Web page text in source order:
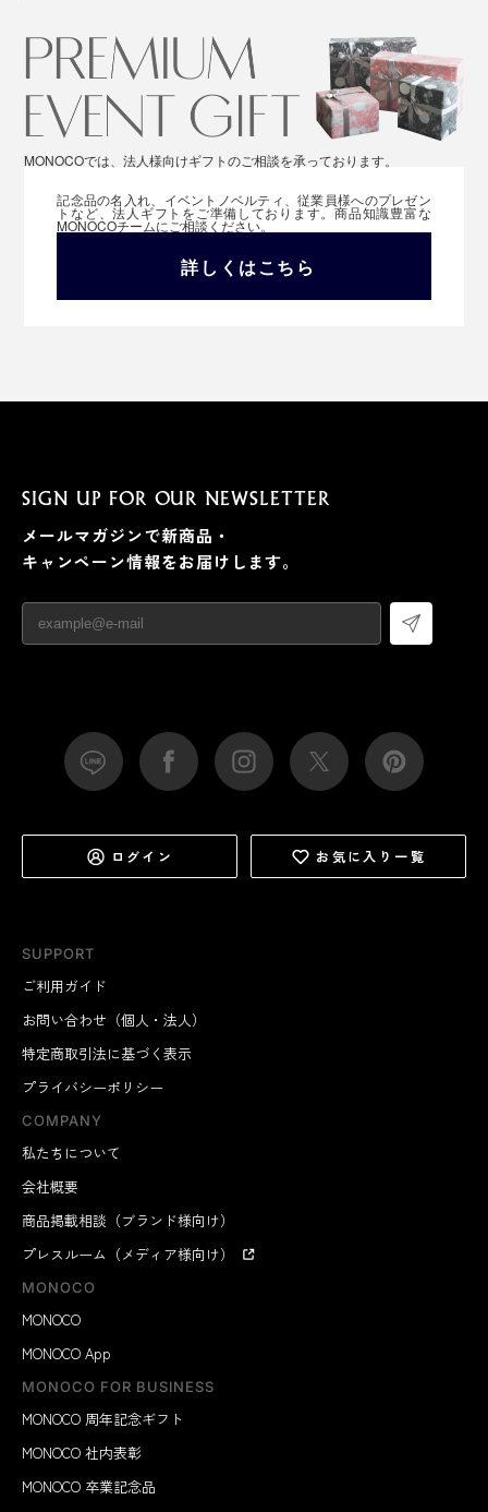
MONOCOでは、法人様向けギフトのご相談を承っております。
記念品の名入れ、イベントノベルティ、従業員様へのプレゼン
トなど、法人ギフトをご準備しております。商品知識豊富な
MONOCOチームにご相談ください。
詳しくはこちら
SUPPORT
ご利用ガイド
お問い合わせ（個人・法人）
特定商取引法に基づく表示
プライバシーポリシー
COMPANY
私たちについて
会社概要
商品掲載相談（ブランド様向け）
プレスルーム（メディア様向け）
MONOCO
MONOCO
MONOCO App
MONOCO FOR BUSINESS
MONOCO 周年記念ギフト
MONOCO 社内表彰
MONOCO 卒業記念品
SIGN UP FOR OUR NEWSLETTER
メールマガジンで新商品・
キャンペーン情報をお届けします。
ログイン お気に入り一覧